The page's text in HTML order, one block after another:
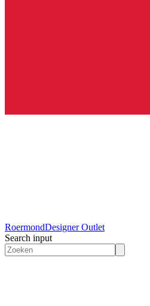
RoermondDesigner Outlet
Search input